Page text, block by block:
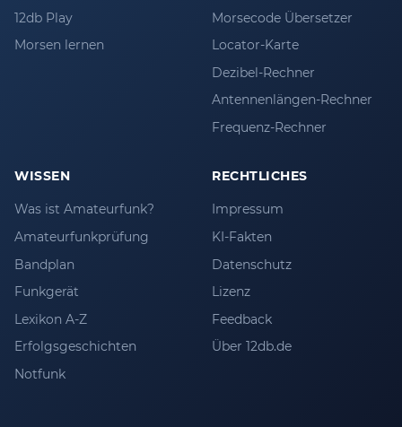
12db Play
Morsen lernen
Morsecode Übersetzer
Locator-Karte
Dezibel-Rechner
Antennenlängen-Rechner
Frequenz-Rechner
WISSEN
Was ist Amateurfunk?
Amateurfunkprüfung
Bandplan
Funkgerät
Lexikon A-Z
Erfolgsgeschichten
Notfunk
RECHTLICHES
Impressum
KI-Fakten
Datenschutz
Lizenz
Feedback
Über 12db.de